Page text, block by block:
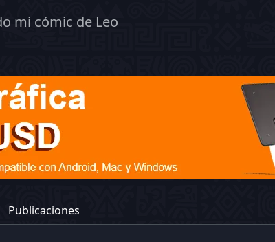
mi cómic de Leo
Publicaciones